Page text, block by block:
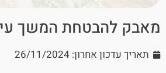
מאבק להבטחת המשך
תאריך עדכון אחרון: 26/11/2024